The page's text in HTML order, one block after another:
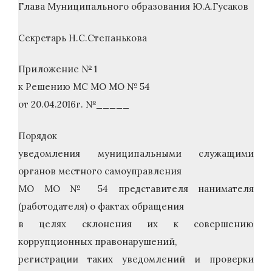
Глава Муниципального образования Ю.А.Гусаков
Секретарь Н.С.Степанькова
Приложение № 1
к Решению МС МО МО № 54
от 20.04.2016г. №_____
Порядок
уведомления муниципальными служащими
органов местного самоуправления
МО МО № 54 представителя нанимателя
(работодателя) о фактах обращения
в целях склонения их к совершению
коррупционных правонарушений,
регистрации таких уведомлений и проверки